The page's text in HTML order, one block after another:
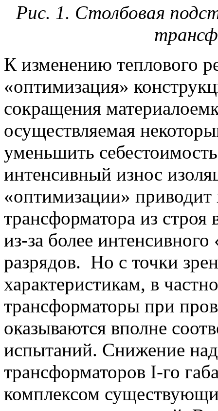
Рис. 1. Столбовая
К изменению теплового
«оптимизация»
сокращения
осуществляемая
уменьшить
интенсивный износ
«оптимизации»
трансформатора из строя
из-за более
разрядов. Но с точки
характеристикам, в
трансформаторы при
оказываются вполне
испытаний. Снижение
трансформаторов I-го
комплексом